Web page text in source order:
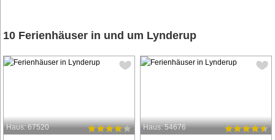
10 Ferienhäuser in und um Lynderup
Haus: 67520 Haus: 54676